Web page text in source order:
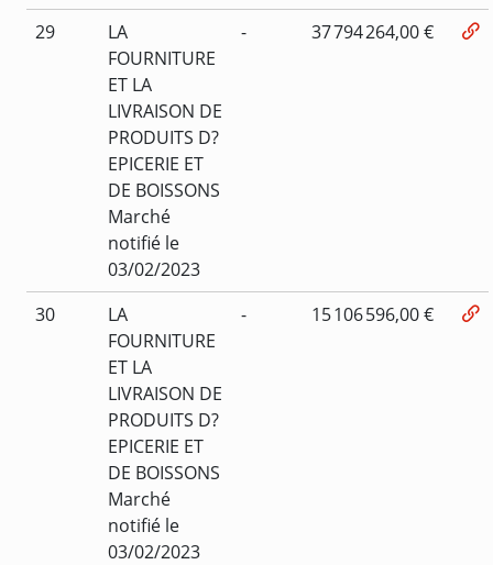
29
LA
FOURNITURE
ET LA
LIVRAISON DE
PRODUITS D?
EPICERIE ET
DE BOISSONS
Marché
notifié le
03/02/2023
- 37 794 264,00 €
30
LA
FOURNITURE
ET LA
LIVRAISON DE
PRODUITS D?
EPICERIE ET
DE BOISSONS
Marché
notifié le
03/02/2023
- 15 106 596,00 €